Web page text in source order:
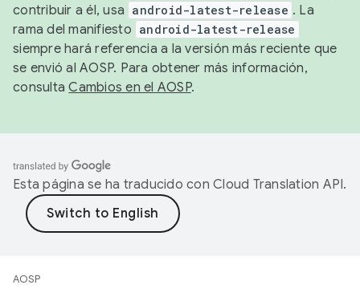
contribuir a él, usa android-latest-release . La
rama del manifiesto android-latest-release
siempre hará referencia a la versión más reciente que
se envió al AOSP. Para obtener más información,
consultaCambios en el AOSP.
Esta página se ha traducido con Cloud Translation API.
AOSP